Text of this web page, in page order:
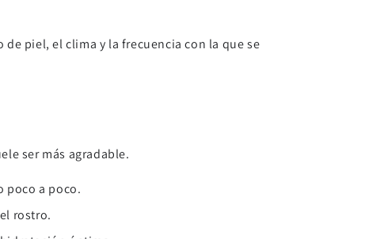
piel, el clima y la frecuencia con la que se
ser más agradable.
poco a poco.
rostro.